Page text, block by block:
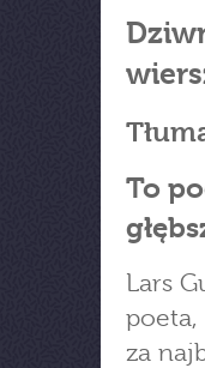
To
Lars
poeta,
za